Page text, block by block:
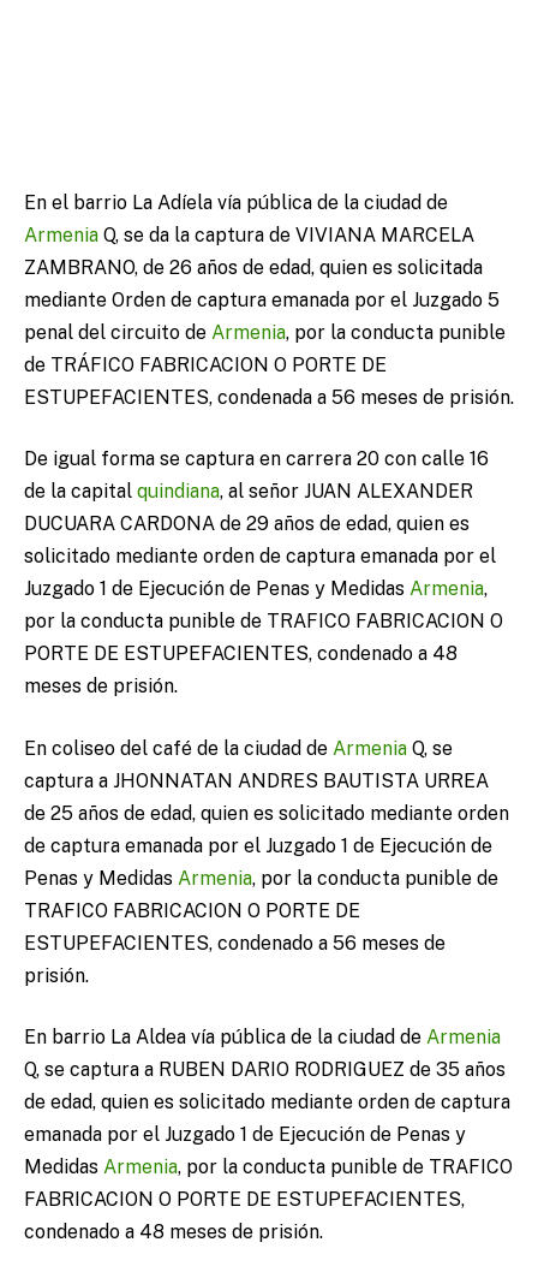
En el barrio La Adíela vía pública de la ciudad de
Armenia Q, se da la captura de VIVIANA MARCELA
ZAMBRANO, de 26 años de edad, quien es solicitada
mediante Orden de captura emanada por el Juzgado 5
penal del circuito de Armenia, por la conducta punible
de TRÁFICO FABRICACION O PORTE DE
ESTUPEFACIENTES, condenada a 56 meses de prisión.
De igual forma se captura en carrera 20 con calle 16
de la capital quindiana, al señor JUAN ALEXANDER
DUCUARA CARDONA de 29 años de edad, quien es
solicitado mediante orden de captura emanada por el
Juzgado 1 de Ejecución de Penas y Medidas Armenia,
por la conducta punible de TRAFICO FABRICACION O
PORTE DE ESTUPEFACIENTES, condenado a 48
meses de prisión.
En coliseo del café de la ciudad de Armenia Q, se
captura a JHONNATAN ANDRES BAUTISTA URREA
de 25 años de edad, quien es solicitado mediante orden
de captura emanada por el Juzgado 1 de Ejecución de
Penas y Medidas Armenia, por la conducta punible de
TRAFICO FABRICACION O PORTE DE
ESTUPEFACIENTES, condenado a 56 meses de
prisión.
En barrio La Aldea vía pública de la ciudad de Armenia
Q, se captura a RUBEN DARIO RODRIGUEZ de 35 años
de edad, quien es solicitado mediante orden de captura
emanada por el Juzgado 1 de Ejecución de Penas y
Medidas Armenia, por la conducta punible de TRAFICO
FABRICACION O PORTE DE ESTUPEFACIENTES,
condenado a 48 meses de prisión.